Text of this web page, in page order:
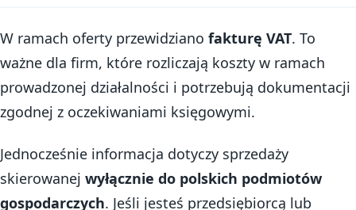
W ramach oferty przewidziano fakturę VAT. To
ważne dla firm, które rozliczają koszty w ramach
prowadzonej działalności i potrzebują dokumentacji
zgodnej z oczekiwaniami księgowymi.
Jednocześnie informacja dotyczy sprzedaży
skierowanej wyłącznie do polskich podmiotów
gospodarczych. Jeśli jesteś przedsiębiorcą lub